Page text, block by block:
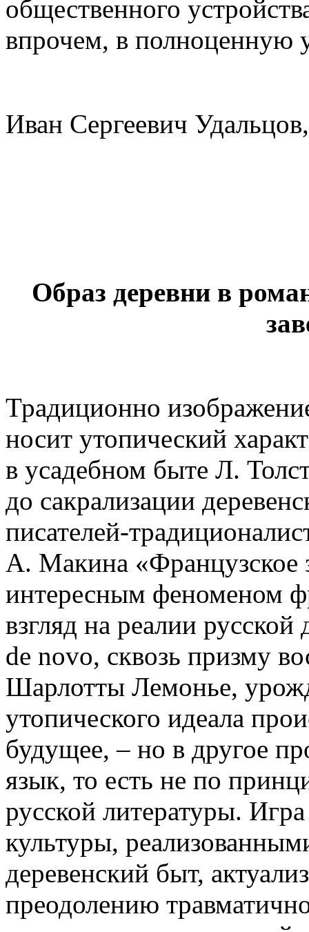
общественного
впрочем, в полноценную
Иван Сергеевич
Образ деревни в
Традиционно
носит утопический
в усадебном быте Л.
до сакрализации
писателей-
А. Макина «Французское
интересным феноменом
взгляд на реалии русской
de novo, сквозь призму
Шарлотты Лемонье,
утопического идеала
будущее, – но в другое
язык, то есть не по
русской литературы.
культуры,
деревенский быт,
преодолению